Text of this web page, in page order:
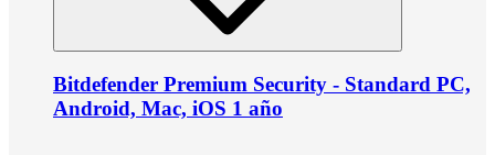
Bitdefender Premium Security - Standard PC,
Android, Mac, iOS 1 año